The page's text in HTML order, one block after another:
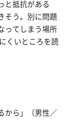
と抵抗がある
そう。別に問題
ってしまう場所
くいところを読
から」（男性／